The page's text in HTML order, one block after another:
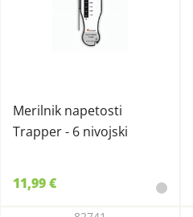
Merilnik napetosti
Trapper - 6 nivojski
11,99 €